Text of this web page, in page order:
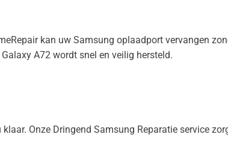
kan uw Samsung oplaadport vervangen
A72 wordt snel en veilig hersteld.
Onze Dringend Samsung Reparatie service